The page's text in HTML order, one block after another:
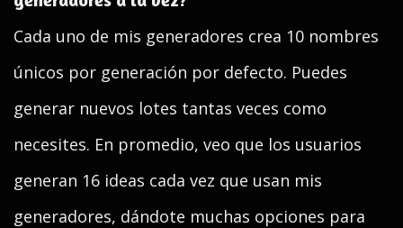
Cada uno de mis generadores crea 10 nombres
únicos por generación por defecto. Puedes
generar nuevos lotes tantas veces como
necesites. En promedio, veo que los usuarios
generan 16 ideas cada vez que usan mis
generadores, dándote muchas opciones para